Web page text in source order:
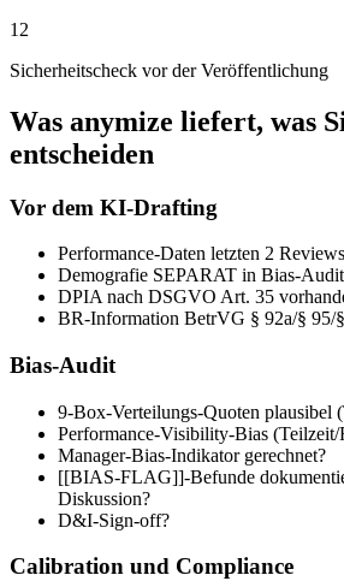
12
Sicherheitscheck vor der Veröffentlichung
Was anymize liefert, was
entscheiden
Vor dem KI-Drafting
Performance-Daten letzten 2
Demografie SEPARAT in Bias-
DPIA nach DSGVO Art. 35
BR-Information BetrVG § 92a/§ 95/
Bias-Audit
9-Box-Verteilungs-Quoten plausibel
Performance-Visibility-Bias (Teilzeit/
Manager-Bias-Indikator gerechnet?
[[BIAS-FLAG]]-Befunde
Diskussion?
D&I-Sign-off?
Calibration und Compliance